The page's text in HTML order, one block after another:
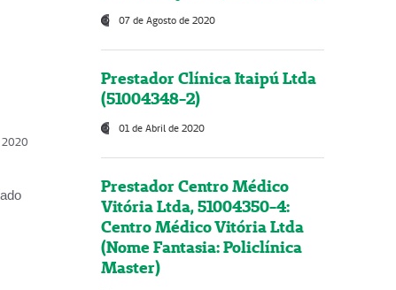
2020
07 de Agosto de 2020
Prestador Clínica Itaipú Ltda
(51004348-2)
01 de Abril de 2020
Prestador Centro Médico
Vitória Ltda, 51004350-4:
Centro Médico Vitória Ltda
(Nome Fantasia: Policlínica
Master)